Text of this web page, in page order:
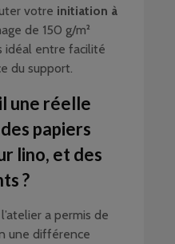
votre initiation à
de 150 g/m²
idéal entre facilité
du support.
une réelle
papiers
lino, et des
?
a permis de
une différence